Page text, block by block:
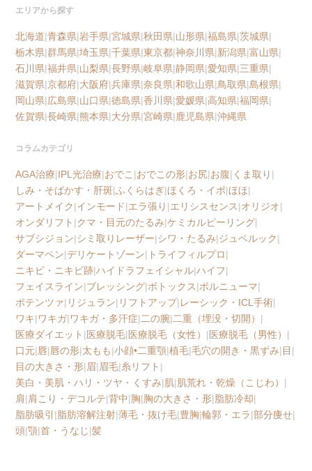
エリアから探す
北海道|青森県|岩手県|宮城県|秋田県|山形県|福島県|茨城県|
栃木県|群馬県|埼玉県|千葉県|東京都|神奈川県|新潟県|富山県|
石川県|福井県|山梨県|長野県|岐阜県|静岡県|愛知県|三重県|
滋賀県|京都府|大阪府|兵庫県|奈良県|和歌山県|鳥取県|島根県|
岡山県|広島県|山口県|徳島県|香川県|愛媛県|高知県|福岡県|
佐賀県|長崎県|熊本県|大分県|宮崎県|鹿児島県|沖縄県
コラムカテゴリ
AGA治療|IPL光治療|おでこ |おでこの形|お尻|お腹| くま取り |
しみ・そばかす・肝斑|ふくらはぎ|ほくろ・イボ|ほほ|
アートメイク|インモード|エラ張り |エリシスセンス|オリジオ|
オンダリフト |クマ・目元のたるみ|ケミカルピーリング|
サブシジョン|シミ取りレーザー|シワ・たるみ|ジュベルック|
ダーマペン|デリケートゾーン| トライフィルプロ|
ニキビ・ニキビ跡|ハイドラフェイシャル|ハイフ|
フェイスライン|ブレッシング|ボトックス|ボルニューマ|
ポテンツァ| リジュラン| リフトアップ|レーシック・ICL手術|
ワキ|ワキガ|ワキガ・多汗症|二の腕|二重（埋没・切開） |
医療ダイエット |医療脱毛|医療脱毛（女性） |医療脱毛（男性） |
口元|唇|唇の形|太もも|小顔•二重顎|植毛|毛穴の開き・黒ずみ|目 |
目の大きさ・形|眉|眉毛|糸リフト |
美白・美肌・ハリ・ツヤ・くすみ|肌|肌荒れ・乾燥（こじわ） |
肩|肩こり・デコルテ|背中|胸|胸の大きさ・形|脂肪冷却|
脂肪吸引 |脂肪溶解注射|薄毛・抜け毛|豊胸|輪郭・エラ|部分痩せ|
頭|顎|首・うなじ|髪